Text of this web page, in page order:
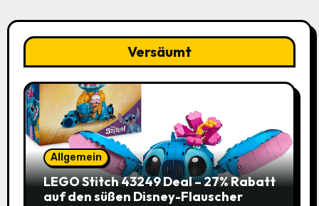
Versäumt
Allgemein
LEGO Stitch 43249 Deal – 27% Rabatt
auf den süßen Disney-Flauscher